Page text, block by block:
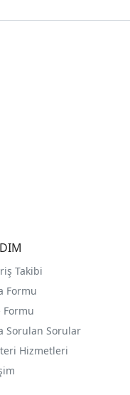
Takibi
Formu
Formu
Sorulan Sorular
Hizmetleri